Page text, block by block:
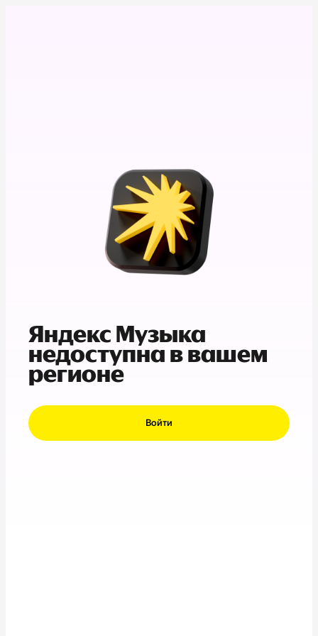
Яндекс Музыка
недоступна в вашем
регионе
Войти